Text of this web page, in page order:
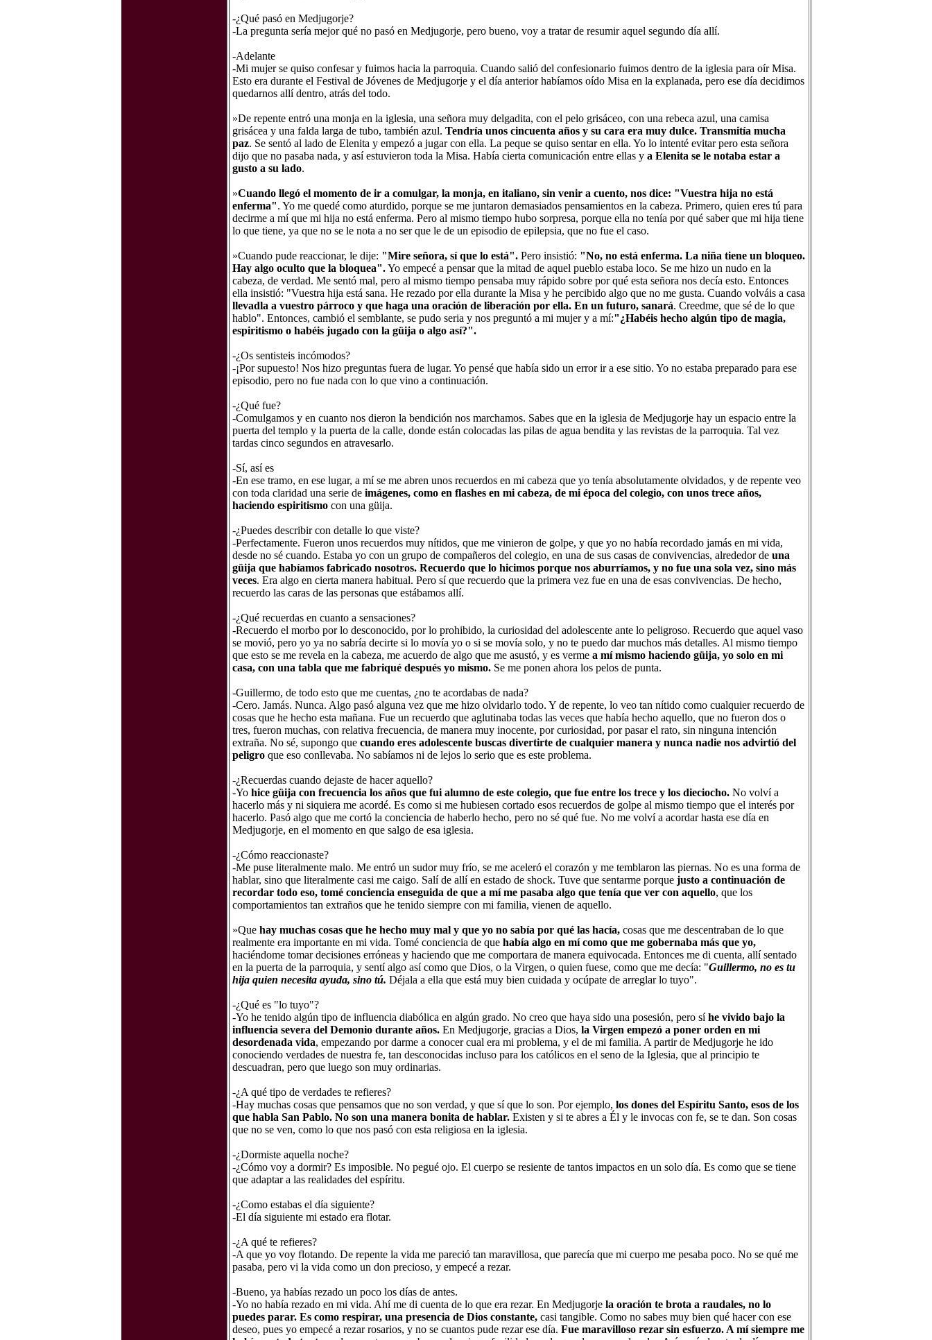
-¿Qué pasó en Medjugorje?
-La pregunta sería mejor qué no pasó en Medjugorje, pero bueno, voy a tratar de resumir aquel segundo día allí.
-Adelante
-Mi mujer se quiso confesar y fuimos hacia la parroquia. Cuando salió del confesionario fuimos dentro de la iglesia para oír Misa.
Esto era durante el Festival de Jóvenes de Medjugorje y el día anterior habíamos oído Misa en la explanada, pero ese día decidimos
quedarnos allí dentro, atrás del todo.
»De repente entró una monja en la iglesia, una señora muy delgadita, con el pelo grisáceo, con una rebeca azul, una camisa
grisácea y una falda larga de tubo, también azul. Tendría unos cincuenta años y su cara era muy dulce. Transmitía mucha
paz. Se sentó al lado de Elenita y empezó a jugar con ella. La peque se quiso sentar en ella. Yo lo intenté evitar pero esta señora
dijo que no pasaba nada, y así estuvieron toda la Misa. Había cierta comunicación entre ellas y a Elenita se le notaba estar a
gusto a su lado.
»Cuando llegó el momento de ir a comulgar, la monja, en italiano, sin venir a cuento, nos dice: "Vuestra hija no está
enferma". Yo me quedé como aturdido, porque se me juntaron demasiados pensamientos en la cabeza. Primero, quien eres tú para
decirme a mí que mi hija no está enferma. Pero al mismo tiempo hubo sorpresa, porque ella no tenía por qué saber que mi hija tiene
lo que tiene, ya que no se le nota a no ser que le de un episodio de epilepsia, que no fue el caso.
»Cuando pude reaccionar, le dije: "Mire señora, sí que lo está".Pero insistió: "No, no está enferma. La niña tiene un bloqueo.
Hay algo oculto que la bloquea".Yo empecé a pensar que la mitad de aquel pueblo estaba loco. Se me hizo un nudo en la
cabeza, de verdad. Me sentó mal, pero al mismo tiempo pensaba muy rápido sobre por qué esta señora nos decía esto. Entonces
ella insistió: "Vuestra hija está sana. He rezado por ella durante la Misa y he percibido algo que no me gusta. Cuando volváis a casa
llevadla a vuestro párroco y que haga una oración de liberación por ella. En un futuro, sanará. Creedme, que sé de lo que
hablo". Entonces, cambió el semblante, se pudo seria y nos preguntó a mi mujer y a mí:"¿Habéis hecho algún tipo de magia,
espiritismo o habéis jugado con la güija o algo así?".
-¿Os sentisteis incómodos?
-¡Por supuesto! Nos hizo preguntas fuera de lugar. Yo pensé que había sido un error ir a ese sitio. Yo no estaba preparado para ese
episodio, pero no fue nada con lo que vino a continuación.
-¿Qué fue?
-Comulgamos y en cuanto nos dieron la bendición nos marchamos. Sabes que en la iglesia de Medjugorje hay un espacio entre la
puerta del templo y la puerta de la calle, donde están colocadas las pilas de agua bendita y las revistas de la parroquia. Tal vez
tardas cinco segundos en atravesarlo.
-Sí, así es
-En ese tramo, en ese lugar, a mí se me abren unos recuerdos en mi cabeza que yo tenía absolutamente olvidados, y de repente veo
con toda claridad una serie deimágenes, como en flashes en mi cabeza, de mi época del colegio, con unos trece años,
haciendo espiritismocon una güija.
-¿Puedes describir con detalle lo que viste?
-Perfectamente. Fueron unos recuerdos muy nítidos, que me vinieron de golpe, y que yo no había recordado jamás en mi vida,
desde no sé cuando. Estaba yo con un grupo de compañeros del colegio, en una de sus casas de convivencias, alrededor de una
güija que habíamos fabricado nosotros. Recuerdo que lo hicimos porque nos aburríamos, y no fue una sola vez, sino más
veces. Era algo en cierta manera habitual. Pero sí que recuerdo que la primera vez fue en una de esas convivencias. De hecho,
recuerdo las caras de las personas que estábamos allí.
-¿Qué recuerdas en cuanto a sensaciones?
-Recuerdo el morbo por lo desconocido, por lo prohibido, la curiosidad del adolescente ante lo peligroso. Recuerdo que aquel vaso
se movió, pero yo ya no sabría decirte si lo movía yo o si se movía solo, y no te puedo dar muchos más detalles. Al mismo tiempo
que esto se me revela en la cabeza, me acuerdo de algo que me asustó, y es verme a mí mismo haciendo güija, yo solo en mi
casa, con una tabla que me fabriqué después yo mismo.Se me ponen ahora los pelos de punta.
-Guillermo, de todo esto que me cuentas, ¿no te acordabas de nada?
-Cero. Jamás. Nunca. Algo pasó alguna vez que me hizo olvidarlo todo. Y de repente, lo veo tan nítido como cualquier recuerdo de
cosas que he hecho esta mañana. Fue un recuerdo que aglutinaba todas las veces que había hecho aquello, que no fueron dos o
tres, fueron muchas, con relativa frecuencia, de manera muy inocente, por curiosidad, por pasar el rato, sin ninguna intención
extraña. No sé, supongo que cuando eres adolescente buscas divertirte de cualquier manera y nunca nadie nos advirtió del
peligro que eso conllevaba. No sabíamos ni de lejos lo serio que es este problema.
-¿Recuerdas cuando dejaste de hacer aquello?
-Yo hice güija con frecuencia los años que fui alumno de este colegio, que fue entre los trece y los dieciocho. No volví a
hacerlo más y ni siquiera me acordé. Es como si me hubiesen cortado esos recuerdos de golpe al mismo tiempo que el interés por
hacerlo. Pasó algo que me cortó la conciencia de haberlo hecho, pero no sé qué fue. No me volví a acordar hasta ese día en
Medjugorje, en el momento en que salgo de esa iglesia.
-¿Cómo reaccionaste?
-Me puse literalmente malo. Me entró un sudor muy frío, se me aceleró el corazón y me temblaron las piernas. No es una forma de
hablar, sino que literalmente casi me caigo. Salí de allí en estado de shock. Tuve que sentarme porquejusto a continuación de
recordar todo eso, tomé conciencia enseguida de que a mí me pasaba algo que tenía que ver con aquello, que los
comportamientos tan extraños que he tenido siempre con mi familia, vienen de aquello.
»Que hay muchas cosas que he hecho muy mal y que yo no sabía por qué las hacía, cosas que me descentraban de lo que
realmente era importante en mi vida. Tomé conciencia de que había algo en mí como que me gobernaba más que yo,
haciéndome tomar decisiones erróneas y haciendo que me comportara de manera equivocada. Entonces me di cuenta, allí sentado
en la puerta de la parroquia, y sentí algo así como que Dios, o la Virgen, o quien fuese, como que me decía: "Guillermo, no es tu
hija quien necesita ayuda, sino tú. Déjala a ella que está muy bien cuidada y ocúpate de arreglar lo tuyo".
-¿Qué es "lo tuyo"?
-Yo he tenido algún tipo de influencia diabólica en algún grado. No creo que haya sido una posesión, pero síhe vivido bajo la
influencia severa del Demonio durante años.En Medjugorje, gracias a Dios, la Virgen empezó a poner orden en mi
desordenada vida, empezando por darme a conocer cual era mi problema, y el de mi familia. A partir de Medjugorje he ido
conociendo verdades de nuestra fe, tan desconocidas incluso para los católicos en el seno de la Iglesia, que al principio te
descuadran, pero que luego son muy ordinarias.
-¿A qué tipo de verdades te refieres?
-Hay muchas cosas que pensamos que no son verdad, y que sí que lo son. Por ejemplo, los dones del Espíritu Santo, esos de los
que habla San Pablo. No son una manera bonita de hablar.Existen y si te abres a Él y le invocas con fe, se te dan. Son cosas
que no se ven, como lo que nos pasó con esta religiosa en la iglesia.
-¿Dormiste aquella noche?
-¿Cómo voy a dormir? Es imposible. No pegué ojo. El cuerpo se resiente de tantos impactos en un solo día. Es como que se tiene
que adaptar a las realidades del espíritu.
-¿Como estabas el día siguiente?
-El día siguiente mi estado era flotar.
-¿A qué te refieres?
-A que yo voy flotando. De repente la vida me pareció tan maravillosa, que parecía que mi cuerpo me pesaba poco. No se qué me
pasaba, pero vi la vida como un don precioso, y empecé a rezar.
-Bueno, ya habías rezado un poco los días de antes.
-Yo no había rezado en mi vida. Ahí me di cuenta de lo que era rezar. En Medjugorjela oración te brota a raudales, no lo
puedes parar. Es como respirar, una presencia de Dios constante, casi tangible. Como no sabes muy bien qué hacer con ese
deseo, pues yo empecé a rezar rosarios, y no se cuantos pude rezar ese día. Fue maravilloso rezar sin esfuerzo. A mí siempre me